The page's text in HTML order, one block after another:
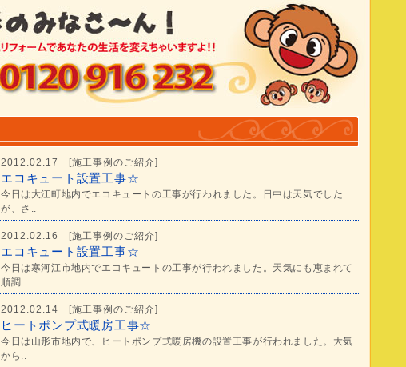
2012.02.17 [施工事例のご紹介]
エコキュート設置工事☆
今日は大江町地内でエコキュートの工事が行われました。日中は天気でした
が、さ..
2012.02.16 [施工事例のご紹介]
エコキュート設置工事☆
今日は寒河江市地内でエコキュートの工事が行われました。天気にも恵まれて
順調..
2012.02.14 [施工事例のご紹介]
ヒートポンプ式暖房工事☆
今日は山形市地内で、ヒートポンプ式暖房機の設置工事が行われました。大気
から..